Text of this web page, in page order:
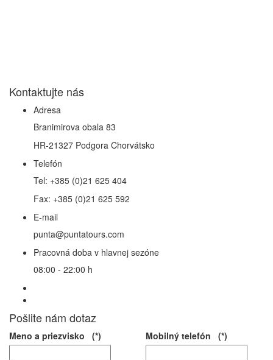
Kontaktujte nás
Adresa
Branimirova obala 83
HR-21327 Podgora Chorvátsko
Telefón
Tel: +385 (0)21 625 404
Fax: +385 (0)21 625 592
E-mail
punta@puntatours.com
Pracovná doba v hlavnej sezóne
08:00 - 22:00 h
Pošlite nám dotaz
Meno a priezvisko (*) Mobilný telefón (*)